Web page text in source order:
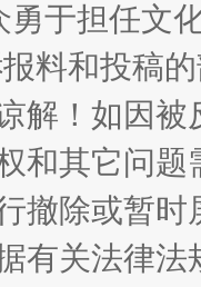
今
勇于担任文
料和投稿
解！如因
和其它问题
撤除或暂
有关法律